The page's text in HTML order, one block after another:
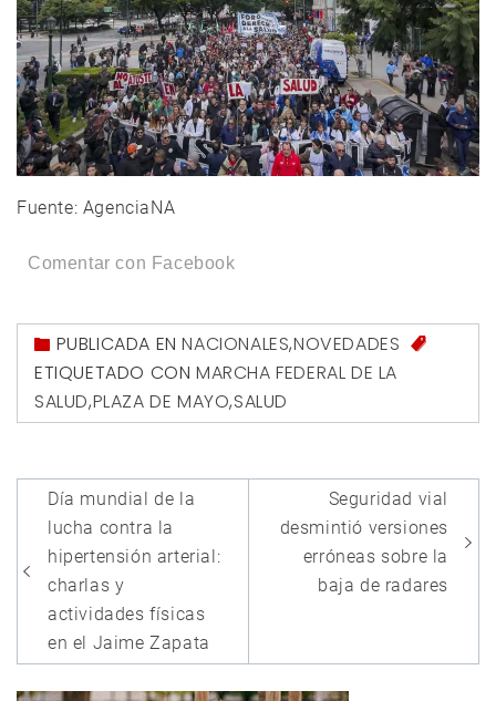
Fuente: AgenciaNA
Comentar con Facebook
PUBLICADA ENNACIONALES,NOVEDADES
ETIQUETADO CON MARCHA FEDERAL DE LA
SALUD,PLAZA DE MAYO,SALUD
Navegación
de
entradas
Día mundial de la
lucha contra la
hipertensión arterial:
charlas y
actividades físicas
en el Jaime Zapata
Seguridad vial
desmintió versiones
erróneas sobre la
baja de radares